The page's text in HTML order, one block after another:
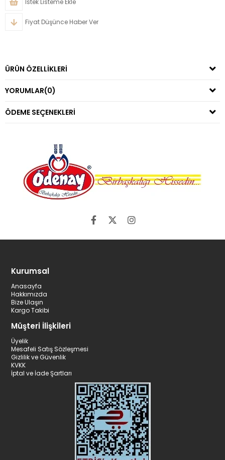
İstek Listeme Ekle
Fiyat Düşünce Haber Ver
ÜRÜN ÖZELLIKLERI
YORUMLAR(0)
ÖDEME SEÇENEKLERI
Kurumsal
Anasayfa
Hakkımızda
Bize Ulaşın
Kargo Takibi
Müşteri İlişkileri
Üyelik
Mesafeli Satış Sözleşmesi
Gizlilik ve Güvenlik
KVKK
İptal ve İade Şartları